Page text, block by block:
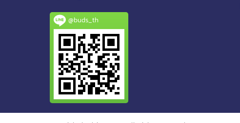
@buds_th